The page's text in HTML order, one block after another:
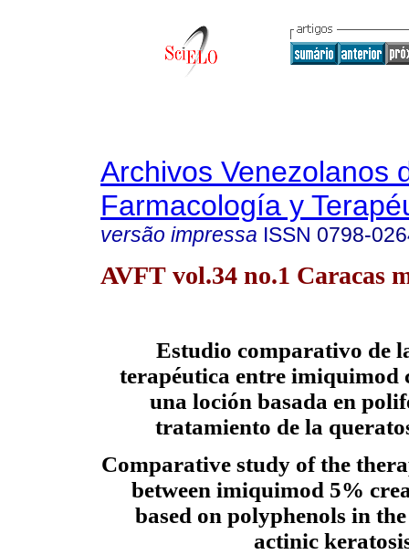
Archivos Venezolanos
Farmacología y
versão impressa ISSN 0798-
AVFT vol.34 no.1 Caracas
Estudio comparativo de
terapéutica entre imiquimod
una loción basada en
tratamiento de la
Comparative study of the
between imiquimod 5%
based on polyphenols in
actinic